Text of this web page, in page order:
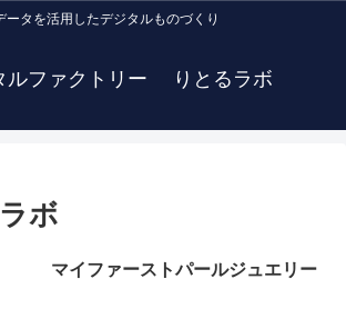
ータを活用したデジタルものづくり
ルファクトリー りとるラボ
ボ
マイファーストパールジュエリー